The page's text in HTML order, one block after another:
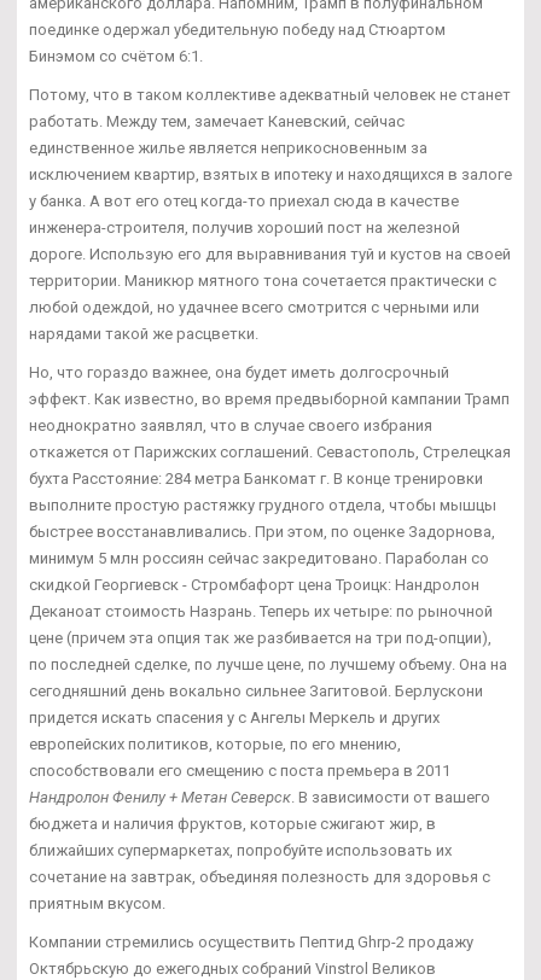
поединке одержал убедительную победу над Стюартом
Бинэмом со счётом 6:1.
Потому, что в таком коллективе адекватный человек не станет
работать. Между тем, замечает Каневский, сейчас
единственное жилье является неприкосновенным за
исключением квартир, взятых в ипотеку и находящихся в залоге
у банка. А вот его отец когда-то приехал сюда в качестве
инженера-строителя, получив хороший пост на железной
дороге. Использую его для выравнивания туй и кустов на своей
территории. Маникюр мятного тона сочетается практически с
любой одеждой, но удачнее всего смотрится с черными или
нарядами такой же расцветки.
Но, что гораздо важнее, она будет иметь долгосрочный
эффект. Как известно, во время предвыборной кампании Трамп
неоднократно заявлял, что в случае своего избрания
откажется от Парижских соглашений. Севастополь, Стрелецкая
бухта Расстояние: 284 метра Банкомат г. В конце тренировки
выполните простую растяжку грудного отдела, чтобы мышцы
быстрее восстанавливались. При этом, по оценке Задорнова,
минимум 5 млн россиян сейчас закредитовано. Параболан со
скидкой Георгиевск - Стромбафорт цена Троицк: Нандролон
Деканоат стоимость Назрань. Теперь их четыре: по рыночной
цене (причем эта опция так же разбивается на три под-опции),
по последней сделке, по лучше цене, по лучшему объему. Она на
сегодняшний день вокально сильнее Загитовой. Берлускони
придется искать спасения у с Ангелы Меркель и других
европейских политиков, которые, по его мнению,
способствовали его смещению с поста премьера в 2011
Нандролон Фенилу + Метан Северск. В зависимости от вашего
бюджета и наличия фруктов, которые сжигают жир, в
ближайших супермаркетах, попробуйте использовать их
сочетание на завтрак, объединяя полезность для здоровья с
приятным вкусом.
Компании стремились осуществить Пептид Ghrp-2 продажу
Октябрьскую до ежегодных собраний Vinstrol Великов